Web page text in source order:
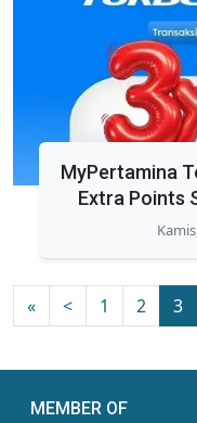
MyPertamina
Extra Points
« < 1 2 3
MEMBER OF